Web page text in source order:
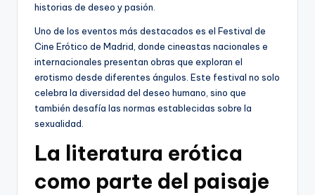
historias de deseo y pasión.
Uno de los eventos más destacados es el Festival de
Cine Erótico de Madrid, donde cineastas nacionales e
internacionales presentan obras que exploran el
erotismo desde diferentes ángulos. Este festival no solo
celebra la diversidad del deseo humano, sino que
también desafía las normas establecidas sobre la
sexualidad.
La literatura erótica
como parte del paisaje